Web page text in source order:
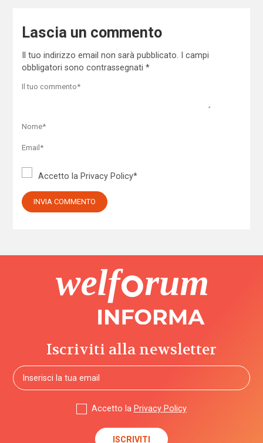
Lascia un commento
Il tuo indirizzo email non sarà pubblicato.
I campi
obbligatori sono contrassegnati *
Accetto la Privacy Policy*
Iscriviti alla newsletter
Accetto la Privacy Policy